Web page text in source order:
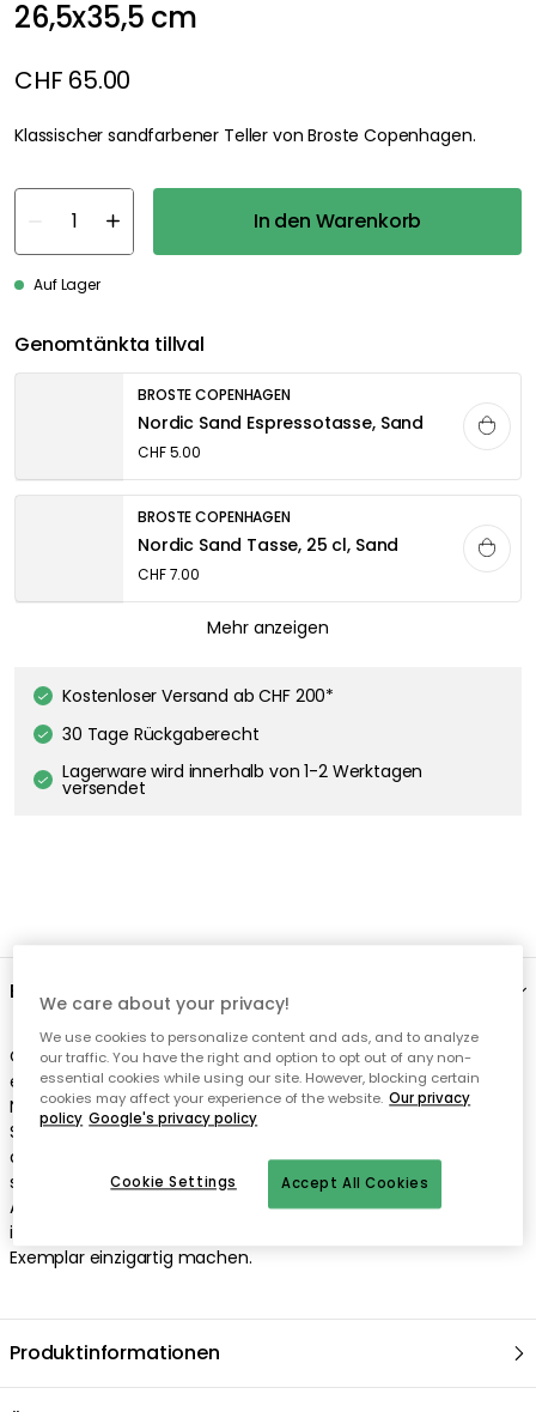
We care about your privacy!
We use cookies to personalize content and ads, and to analyze
our traffic. You have the right and option to opt out of any non-
essential cookies while using our site. However, blocking certain
cookies may affect your experience of the website. Our privacy
policy Google's privacy policy
Accept All Cookies
Cookie Settings